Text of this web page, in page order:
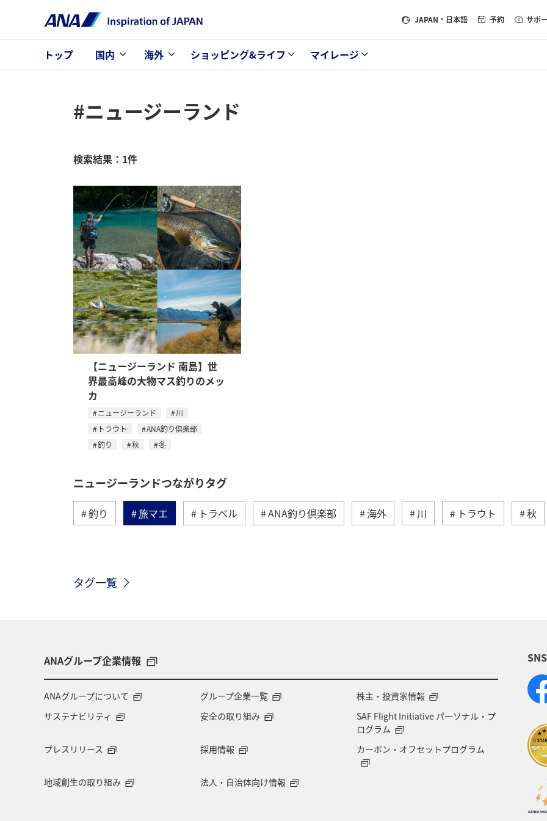
JAPAN ・日本語 予約 サポ
トップ 国内 海外 ショッピング&ライフ マイレージ
#ニュージーランド
検索結果：1件
【ニュージーランド 南島】世
界最高峰の大物マス釣りのメッ
カ
ニュージーランド
川
トラウト
ANA釣り倶楽部
釣り
秋 冬
ニュージーランドつながりタグ
釣り 旅マエ トラベル ANA釣り倶楽部 海外 川 トラウト 秋
タグ一覧
ANAグループ企業情報
ANAグループについて グループ企業一覧
株主・投資家情報
サステナビリティ
安全の取り組み
SAF Flight Initiative パーソナル・プ
ログラム
プレスリリース
採用情報 カーボン・オフセットプログラム
地域創生の取り組み 法人・自治体向け情報